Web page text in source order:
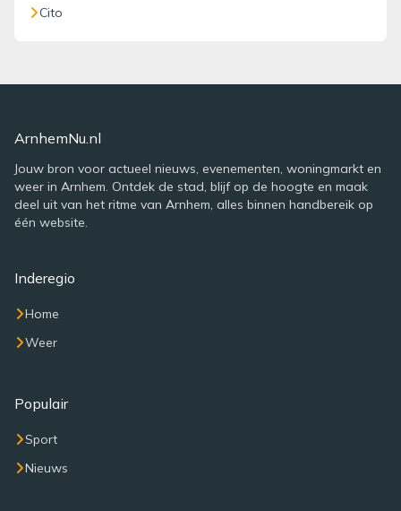
Cito
ArnhemNu.nl
Jouw bron voor actueel nieuws, evenementen, woningmarkt en
weer in Arnhem. Ontdek de stad, blijf op de hoogte en maak
deel uit van het ritme van Arnhem, alles binnen handbereik op
één website.
Inderegio
Home
Weer
Populair
Sport
Nieuws